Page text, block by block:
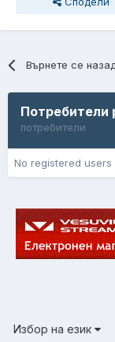
Върнете се назад
Потребители
потребители
No registered
Избор на език